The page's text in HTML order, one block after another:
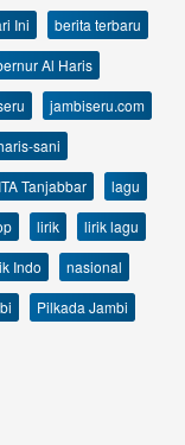
Ini
berita terbaru
Al Haris
jambiseru.com
sani
Tanjabbar
lagu
lirik
lirik lagu
Indo
nasional
Pilkada Jambi